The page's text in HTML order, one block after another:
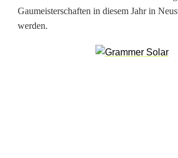
Gaumeisterschaften in diesem Jahr in
werden.